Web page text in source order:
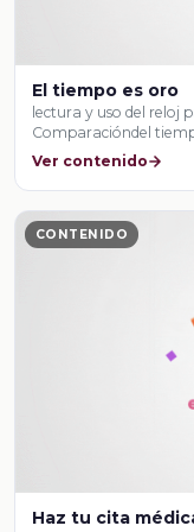
El tiempo es oro
lectura y uso del reloj
Comparacióndel
Ver contenido
CONTENIDO
Haz tu cita